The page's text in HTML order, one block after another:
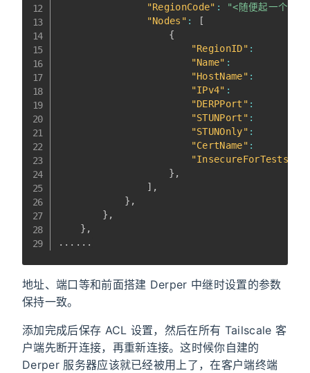
"RegionCode" :
"<随便起一个区
"Nodes" :
[
{
"RegionID" :
"Name" :
"HostName" :
"IPv4" :
"DERPPort" :
"STUNPort" :
"STUNOnly" :
"CertName" :
"InsecureForTests"
} ,
] ,
} ,
} ,
} ,
......
地址、端口等和前面搭建 Derper 中继时设置的参数
保持一致。
添加完成后保存 ACL 设置，然后在所有 Tailscale 客
户端先断开连接，再重新连接。这时候你自建的
Derper 服务器应该就已经被用上了，在客户端终端